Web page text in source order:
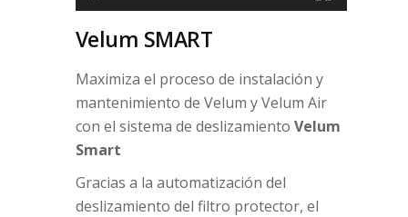
Velum SMART
Maximiza el proceso de instalación y
mantenimiento de Velum y Velum Air
con el sistema de deslizamiento Velum
Smart
Gracias a la automatización del
deslizamiento del filtro protector, el